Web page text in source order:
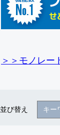
＞＞モノレー
並び替え